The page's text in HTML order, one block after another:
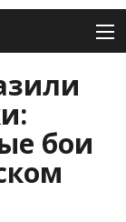
бои